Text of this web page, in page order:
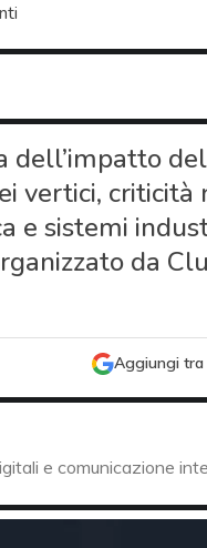
dell’impatto
vertici,
e sistemi
da
Aggiungi tra
e comunicazione